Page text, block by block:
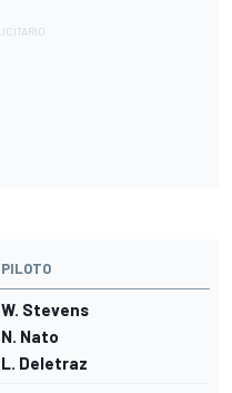
PILOTO
W. Stevens
N. Nato
L. Deletraz